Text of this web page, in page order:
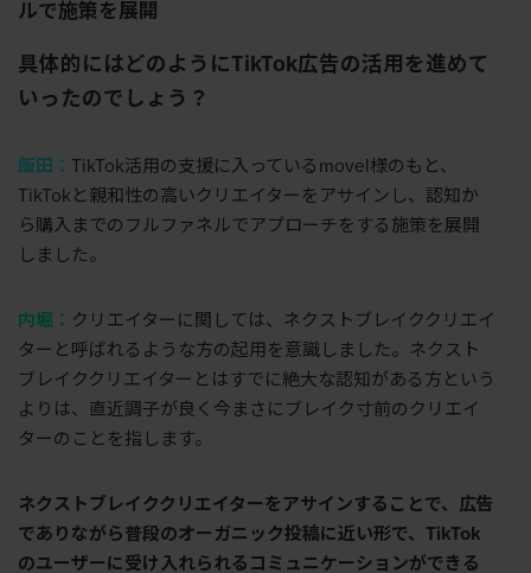
ルで施策を展開
具体的にはどのようにTikTok広告の活用を進めて
いったのでしょう？
飯田：
TikTok活用の支援に入っているmovel様のもと、
TikTokと親和性の高いクリエイターをアサインし、認知か
ら購入までのフルファネルでアプローチをする施策を展開
しました。
内堀： クリエイターに関しては、ネクストブレイククリエイ
ターと呼ばれるような方の起用を意識しました。ネクスト
ブレイククリエイターとはすでに絶大な認知がある方という
よりは、直近調子が良く今まさにブレイク寸前のクリエイ
ターのことを指します。
ネクストブレイククリエイターをアサインすることで、広告
でありながら普段のオーガニック投稿に近い形で、 TikTok
のユーザーに受け入れられるコミュニケーションができる